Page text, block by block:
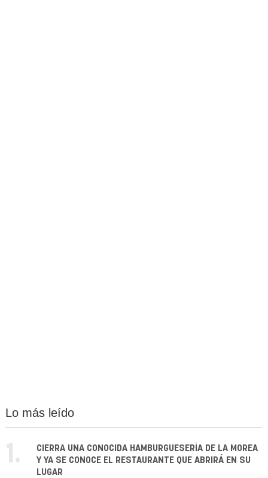
Lo más leído
1.
CIERRA UNA CONOCIDA HAMBURGUESERÍA DE LA MOREA
Y YA SE CONOCE EL RESTAURANTE QUE ABRIRÁ EN SU
LUGAR